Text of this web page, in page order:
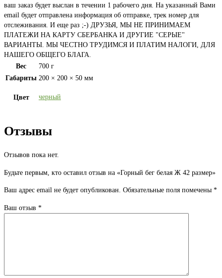
ваш заказ будет выслан в течении 1 рабочего дня. На указанный Вами
email будет отправлена информация об отправке, трек номер для
отслеживания. И еще раз ;-) ДРУЗЬЯ, МЫ НЕ ПРИНИМАЕМ
ПЛАТЕЖИ НА КАРТУ СБЕРБАНКА И ДРУГИЕ "СЕРЫЕ"
ВАРИАНТЫ. МЫ ЧЕСТНО ТРУДИМСЯ И ПЛАТИМ НАЛОГИ, ДЛЯ
НАШЕГО ОБЩЕГО БЛАГА.
Вес
700 г
Габариты 200 × 200 × 50 мм
Цвет черный
Отзывы
Отзывов пока нет.
Будьте первым, кто оставил отзыв на «Горный бег белая Ж 42 размер»
Ваш адрес email не будет опубликован. Обязательные поля помечены *
Ваш отзыв *